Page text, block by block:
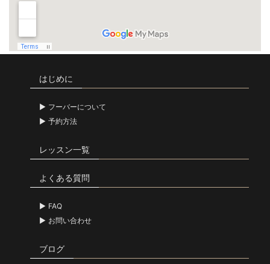
はじめに
フーバーについて
予約方法
レッスン一覧
よくある質問
FAQ
お問い合わせ
ブログ